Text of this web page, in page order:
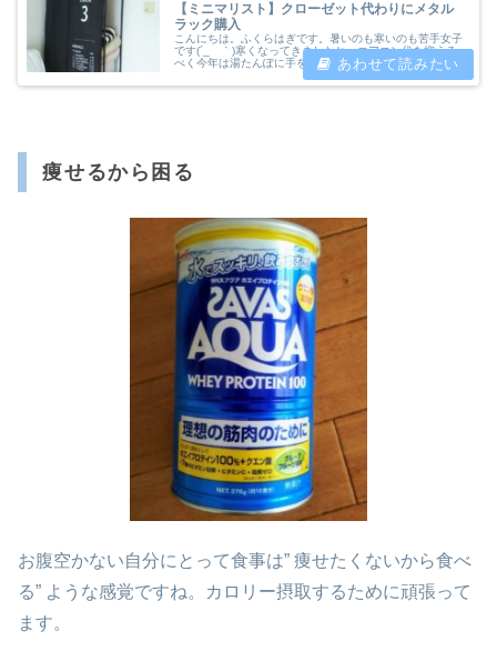
【ミニマリスト】クローゼット代わりにメタル
ラック購入
こんにちは。ふくらはぎです。暑いのも寒いのも苦手女子
です(´_ゝ｀)寒くなってきましたね。エアコン代を抑える
べく今年は湯たんぽに手を出そうか考えていますが低温や
けどがこわいよ(´_ゝ｀)湯たんぽの前に今回はクローゼッ
トを新しく購入しました。...
痩せるから困る
お腹空かない自分にとって食事は” 痩せたくないから食べ
る” ような感覚ですね。カロリー摂取するために頑張って
ます。